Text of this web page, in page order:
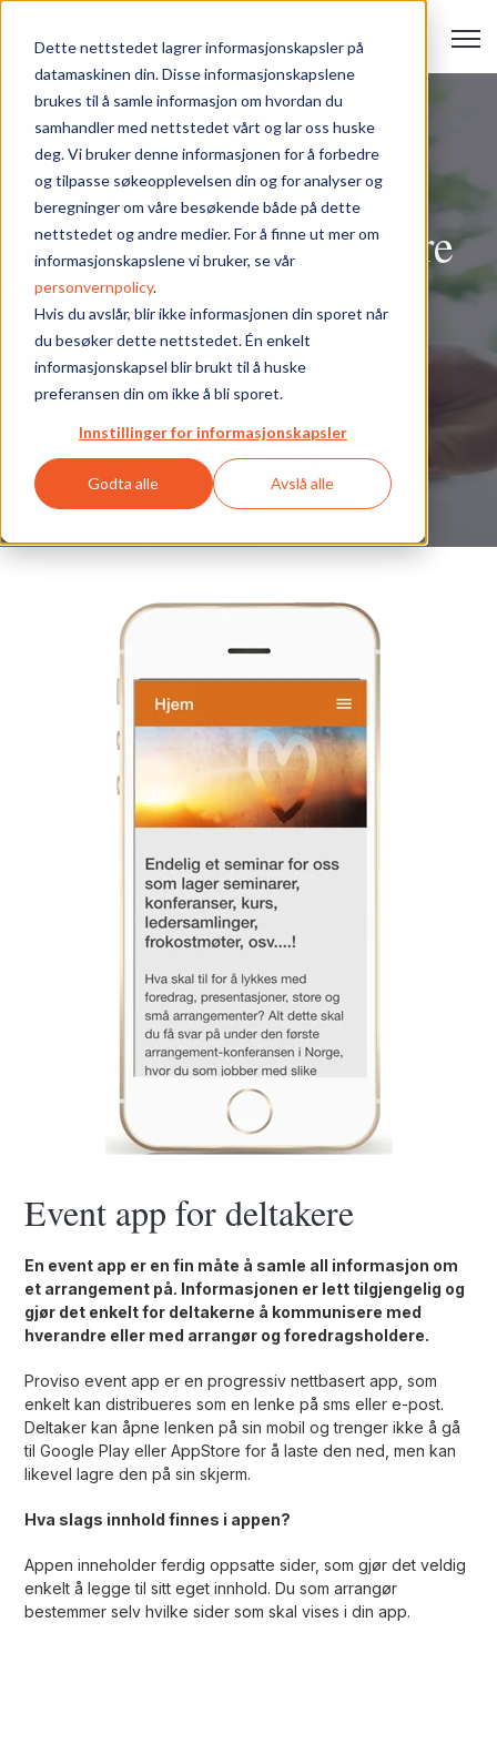
Dette nettstedet lagrer informasjonskapsler på
datamaskinen din. Disse informasjonskapslene
brukes til å samle informasjon om hvordan du
samhandler med nettstedet vårt og lar oss huske
deg. Vi bruker denne informasjonen for å forbedre
og tilpasse søkeopplevelsen din og for analyser og
beregninger om våre besøkende både på dette
nettstedet og andre medier. For å finne ut mer om
informasjonskapslene vi bruker, se vår
personvernpolicy.
Hvis du avslår, blir ikke informasjonen din sporet når
du besøker dette nettstedet. Én enkelt
informasjonskapsel blir brukt til å huske
preferansen din om ikke å bli sporet.
Innstillinger for informasjonskapsler
Godta alle Avslå alle
Open
Event app for deltakere
FAKTASIDE
Event app for deltakere
En event app er en fin måte å samle all informasjon om
et arrangement på. Informasjonen er lett tilgjengelig og
gjør det enkelt for deltakerne å kommunisere med
hverandre eller med arrangør og foredragsholdere.
Proviso event app er en progressiv nettbasert app, som
enkelt kan distribueres som en lenke på sms eller e-post.
Deltaker kan åpne lenken på sin mobil og trenger ikke å gå
til Google Play eller AppStore for å laste den ned, men kan
likevel lagre den på sin skjerm.
Hva slags innhold finnes i appen?
Appen inneholder ferdig oppsatte sider, som gjør det veldig
enkelt å legge til sitt eget innhold. Du som arrangør
bestemmer selv hvilke sider som skal vises i din app.